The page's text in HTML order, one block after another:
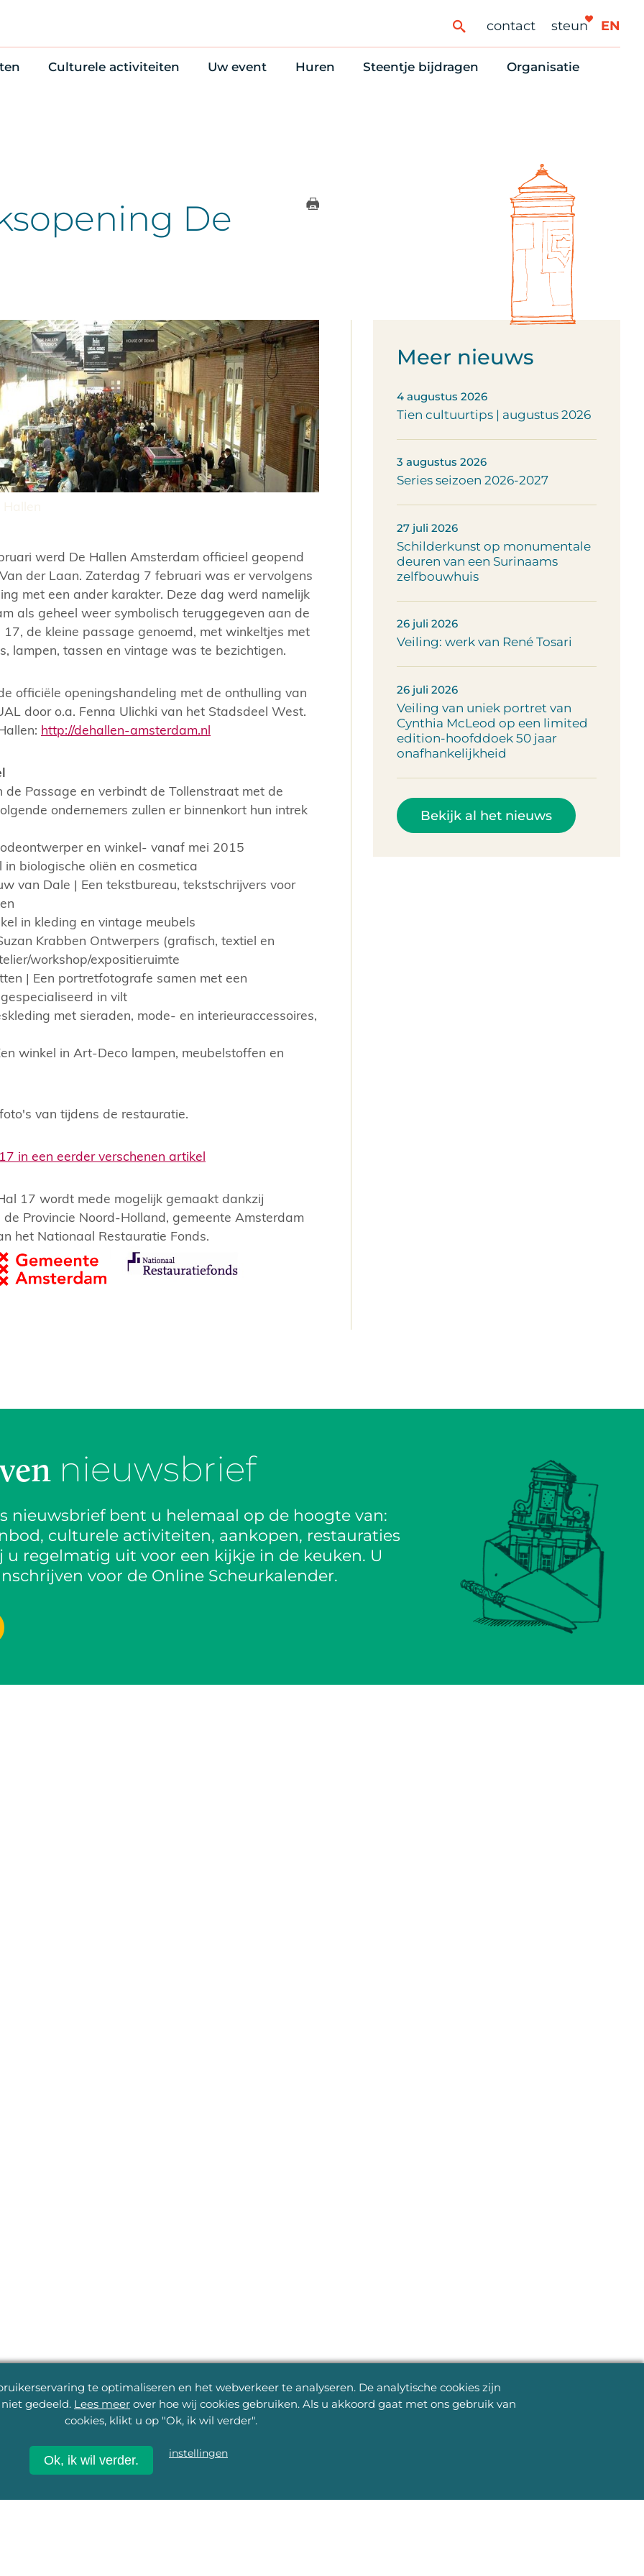
contact steun EN
Culturele activiteiten Uw event
Trouwen
Huren
Onderhoudsmeldingen en huurvragen
Steentje bijdragen
Schenken, nalaten en ANBI
6 redenen om mee te doen
Organisatie
Werken bij
Nieuws en
Stadsherstel
De
werd De Hallen Amsterdam officieel geopend
der Laan. Zaterdag 7 februari was er vervolgens
met een ander karakter. Deze dag werd namelijk
als geheel weer symbolisch teruggegeven aan de
de kleine passage genoemd, met winkeltjes met
lampen, tassen en vintage was te bezichtigen.
officiële openingshandeling met de onthulling van
door o.a. Fenna Ulichki van het Stadsdeel West.
http://dehallen-amsterdam.nl
Passage en verbindt de Tollenstraat met de
ondernemers zullen er binnenkort hun intrek
en winkel- vanaf mei 2015
in biologische oliën en cosmetica
van Dale | Een tekstbureau, tekstschrijvers voor
in kleding en vintage meubels
Krabben Ontwerpers (grafisch, textiel en
workshop/expositieruimte
| Een portretfotografe samen met een
in vilt
met sieraden, mode- en interieuraccessoires,
winkel in Art-Deco lampen, meubelstoffen en
van tijdens de restauratie.
in een eerder verschenen artikel
17 wordt mede mogelijk gemaakt dankzij
Provincie Noord-Holland, gemeente Amsterdam
het Nationaal Restauratie Fonds.
Meer nieuws
4 augustus 2026
Tien cultuurtips | augustus 2026
3 augustus 2026
Series seizoen 2026-2027
27 juli 2026
Schilderkunst op monumentale
deuren van een Surinaams
zelfbouwhuis
26 juli 2026
Veiling: werk van René Tosari
26 juli 2026
Veiling van uniek portret van
Cynthia McLeod op een limited
edition-hoofddoek 50 jaar
onafhankelijkheid
Bekijk al het nieuws
nieuwsbrief
nieuwsbrief bent u helemaal op de hoogte van:
culturele activiteiten, aankopen, restauraties
u regelmatig uit voor een kijkje in de keuken. U
voor de Online Scheurkalender.
te optimaliseren en het webverkeer te analyseren. De analytische cookies zijn
gedeeld. Lees meer over hoe wij cookies gebruiken. Als u akkoord gaat met ons gebruik van
cookies, klikt u op "Ok, ik wil verder".
Ok, ik wil verder. instellingen